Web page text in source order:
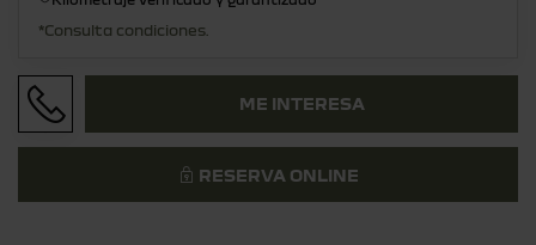
*Consulta condiciones.
ME INTERESA
RESERVA ONLINE